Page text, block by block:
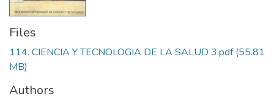
Files
114. CIENCIA Y TECNOLOGIA DE LA SALUD 3.pdf(55.81
MB)
Authors